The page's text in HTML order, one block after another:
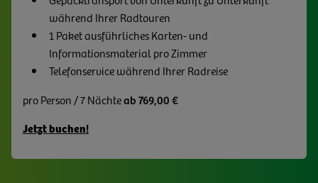
während Ihrer Radtouren
1 Paket ausführliches Karten- und
Informationsmaterial pro Zimmer
Telefonservice während Ihrer Radreise
pro Person / 7 Nächteab 769,00 €
Jetzt buchen!